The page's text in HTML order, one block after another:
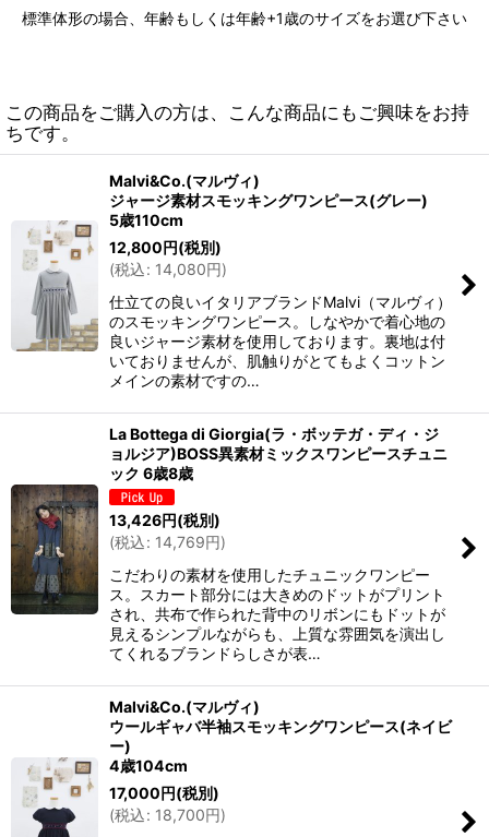
標準体形の場合、年齢もしくは年齢+1歳のサイズをお選び下さい
この商品をご購入の方は、こんな商品にもご興味をお持
ちです。
Malvi&Co.(マルヴィ)
ジャージ素材スモッキングワンピース(グレー)
5歳110cm
12,800円(税別)
(税込: 14,080円)
仕立ての良いイタリアブランドMalvi（マルヴィ）
のスモッキングワンピース。しなやかで着心地の
良いジャージ素材を使用しております。裏地は付
いておりませんが、肌触りがとてもよくコットン
メインの素材ですの…
La Bottega di Giorgia(ラ・ボッテガ・ディ・ジ
ョルジア)BOSS異素材ミックスワンピースチュニ
ック 6歳8歳
13,426円(税別)
(税込: 14,769円)
こだわりの素材を使用したチュニックワンピー
ス。スカート部分には大きめのドットがプリント
され、共布で作られた背中のリボンにもドットが
見えるシンプルながらも、上質な雰囲気を演出し
てくれるブランドらしさが表…
Malvi&Co.(マルヴィ)
ウールギャバ半袖スモッキングワンピース(ネイビ
ー)
4歳104cm
17,000円(税別)
(税込: 18,700円)